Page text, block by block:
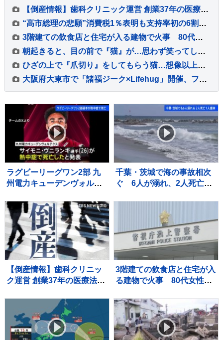
【倒産情報】歯科クリニック運営 創業37年の医療法人「社団友志会」ら破産開始決定 ピーク時は5.8億円を超える売上高を計上も…競合激化や借入負担増の影響で赤字に 熊本市【東京商工リサーチ】
“高市総理の悲願”消費税1％表明も支持率初の6割切り…「賛成52%」の波紋 皇室典範めぐる政府説明にも不満「6割超」【8月JNN世論調査解説】
3階建ての飲食店と住宅が入る建物で火事 80代女性が死亡 2階の部屋に住む親子と連絡取れず 東京・大田区
朝起きると、目の前で『猫』が…思わず笑ってしまう『まさかの光景』に２万いいね「眠気も吹っ飛ぶねｗ」「よっ！て感じでかわいいｗ」
ひざの上で『爪切り』をしてもらう猫…想像以上に大人しすぎる『驚きの光景』が20万再生「まったく動かないだとｗ」「めちゃくちゃ可愛い」
大阪府大東市で「諸福ジーク×Lifehug」開催、ファッションテーマの体験型イベント
ラグビーリーグワン2部 九
州電力キューデンヴォルテ
モニ・ヴニランギ選手が死
亡と発表
千葉・茨城で海の事故相次
ぐ 6人が溺れ、2人死亡・
【倒産情報】歯科クリニッ
ク運営 創業37年の医療法人
決定 ピーク時は5.8億円を超
える売上高を計上も…競合
激化や借入負担増の影響で
赤字に 熊本市【東京商工リ
3階建ての飲食店と住宅が入
る建物で火事 80代女性が
と連絡取れず 東京・大田
区